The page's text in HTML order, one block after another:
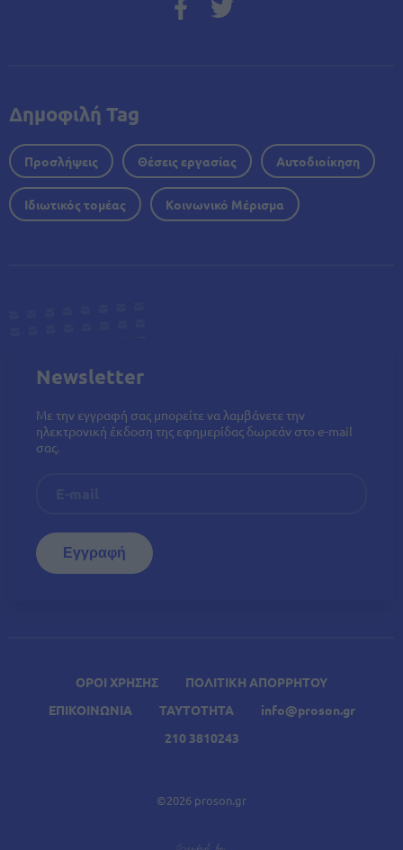
ΟΡΟΙ ΧΡΗΣΗΣ
ΠΟΛΙΤΙΚΗ ΑΠΟΡΡΗΤΟΥ
ΕΠΙΚΟΙΝΩΝΙΑ
ΤΑΥΤΟΤΗΤΑ
info@proson.gr
210 3810243
©2026 proson.gr
Δημοφιλή Tag
Προσλήψεις Θέσεις εργασίας Αυτοδιοίκηση
Ιδιωτικός τομέας Κοινωνικό Μέρισμα
Newsletter
Με την εγγραφή σας μπορείτε να λαμβάνετε την
ηλεκτρονική έκδοση της εφημερίδας δωρεάν στο e-mail
σας.